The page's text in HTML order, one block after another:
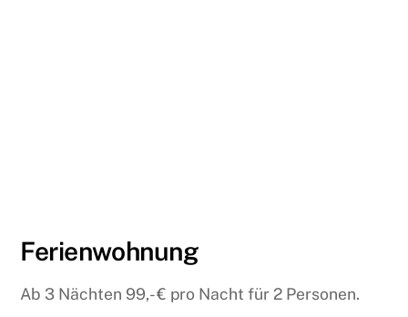
Ferienwohnung
Ab 3 Nächten 99,- € pro Nacht für 2 Personen.